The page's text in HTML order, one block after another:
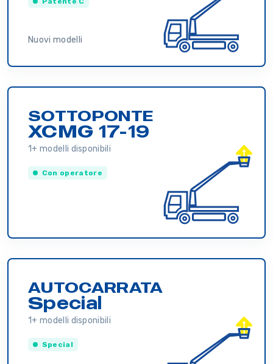
Nuovi modelli
SOTTOPONTE
XCMG 17-19
1+ modelli disponibili
Con operatore
AUTOCARRATA
Special
1+ modelli disponibili
Special